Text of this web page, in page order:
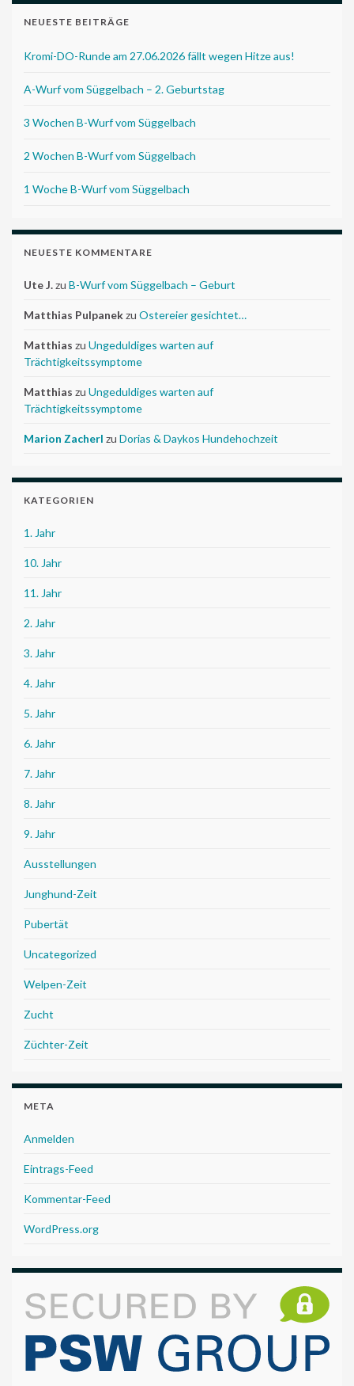
NEUESTE BEITRÄGE
Kromi-DO-Runde am 27.06.2026 fällt wegen Hitze aus!
A-Wurf vom Süggelbach – 2. Geburtstag
3 Wochen B-Wurf vom Süggelbach
2 Wochen B-Wurf vom Süggelbach
1 Woche B-Wurf vom Süggelbach
NEUESTE KOMMENTARE
Ute J.zu B-Wurf vom Süggelbach – Geburt
Matthias Pulpanekzu Ostereier gesichtet…
Matthias zu Ungeduldiges warten auf
Trächtigkeitssymptome
Matthias zu Ungeduldiges warten auf
Trächtigkeitssymptome
Marion Zacherl zu Dorias & Daykos Hundehochzeit
KATEGORIEN
1. Jahr
10. Jahr
11. Jahr
2. Jahr
3. Jahr
4. Jahr
5. Jahr
6. Jahr
7. Jahr
8. Jahr
9. Jahr
Ausstellungen
Junghund-Zeit
Pubertät
Uncategorized
Welpen-Zeit
Zucht
Züchter-Zeit
META
Anmelden
Eintrags-Feed
Kommentar-Feed
WordPress.org